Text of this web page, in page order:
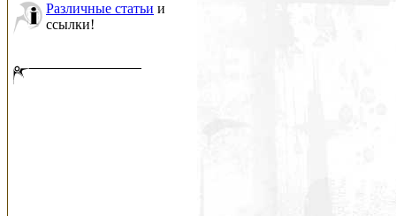
Различные статьи и
ссылки!